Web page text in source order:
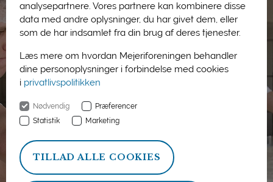
analysepartnere. Vores partnere kan kombinere disse
data med andre oplysninger, du har givet dem, eller
som de har indsamlet fra din brug af deres tjenester.
Læs mere om hvordan Mejeriforeningen behandler
dine personoplysninger i forbindelse med cookies
i privatlivspolitikken
Nødvendig
Præferencer
Statistik
Marketing
TILLAD ALLE COOKIES